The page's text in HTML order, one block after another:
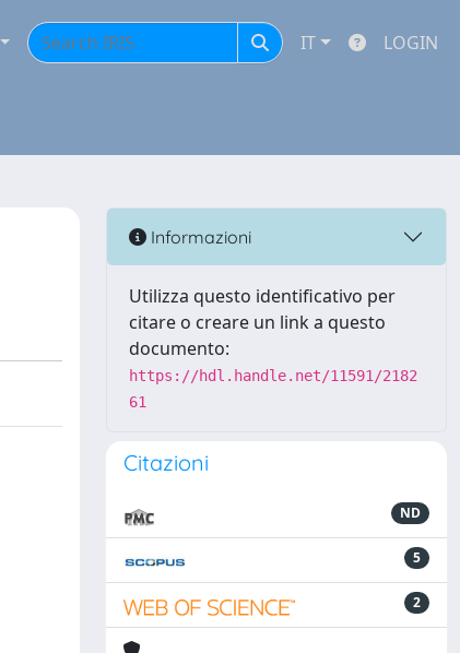
IT LOGIN
Informazioni
Utilizza questo identificativo per
citare o creare un link a questo
documento:
https://hdl.handle.net/11591/2182
61
Citazioni
ND
5
2